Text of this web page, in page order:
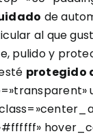
de
al que
pulido y
protegido